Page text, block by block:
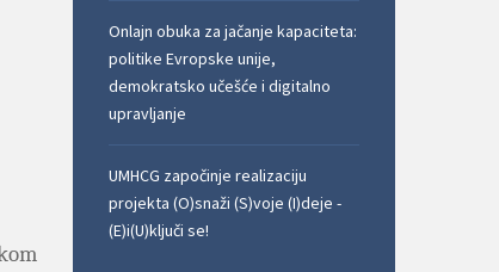
Onlajn obuka za jačanje kapaciteta:
politike Evropske unije,
demokratsko učešće i digitalno
upravljanje
UMHCG započinje realizaciju
projekta (O)snaži (S)voje (I)deje -
(E)i(U)ključi se!